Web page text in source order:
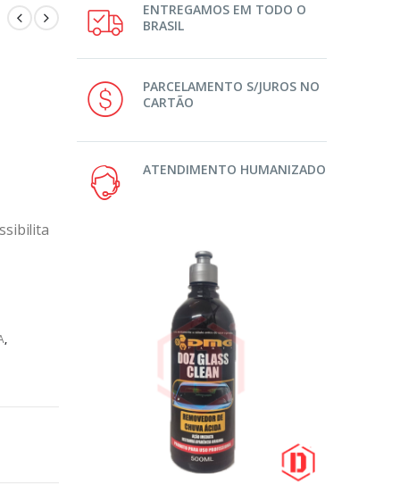
,
ENTREGAMOS EM TODO O
BRASIL
PARCELAMENTO S/JUROS NO
CARTÃO
ATENDIMENTO HUMANIZADO